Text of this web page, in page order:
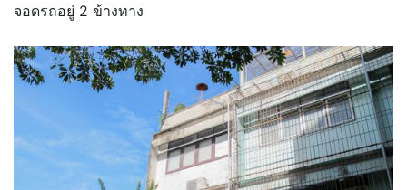
จอดรถอยู่ 2 ข้างทาง